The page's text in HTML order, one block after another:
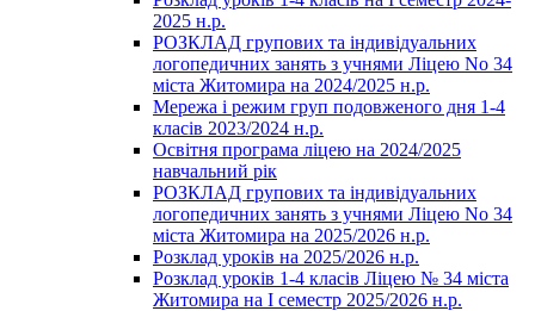
2025 н.р.
РОЗКЛАД групових та індивідуальних
логопедичних занять з учнями Ліцею No 34
міста Житомира на 2024/2025 н.р.
Мережа і режим груп подовженого дня 1-4
класів 2023/2024 н.р.
Освітня програма ліцею на 2024/2025
навчальний рік
РОЗКЛАД групових та індивідуальних
логопедичних занять з учнями Ліцею No 34
міста Житомира на 2025/2026 н.р.
Розклад уроків на 2025/2026 н.р.
Розклад уроків 1-4 класів Ліцею № 34 міста
Житомира на І семестр 2025/2026 н.р.